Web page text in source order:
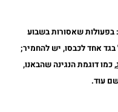
בפעולות שאסורות בשבוע
אחד לכבסו, יש להחמיר;
, כמו דוגמת הנגינה שהבאנו,
עוד.